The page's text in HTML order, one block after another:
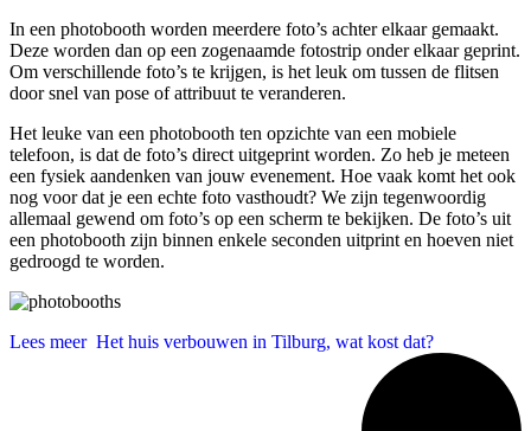
In een photobooth worden meerdere foto’s achter elkaar gemaakt.
Deze worden dan op een zogenaamde fotostrip onder elkaar geprint.
Om verschillende foto’s te krijgen, is het leuk om tussen de flitsen
door snel van pose of attribuut te veranderen.
Het leuke van een photobooth ten opzichte van een mobiele
telefoon, is dat de foto’s direct uitgeprint worden. Zo heb je meteen
een fysiek aandenken van jouw evenement. Hoe vaak komt het ook
nog voor dat je een echte foto vasthoudt? We zijn tegenwoordig
allemaal gewend om foto’s op een scherm te bekijken. De foto’s uit
een photobooth zijn binnen enkele seconden uitprint en hoeven niet
gedroogd te worden.
Lees meer Het huis verbouwen in Tilburg, wat kost dat?